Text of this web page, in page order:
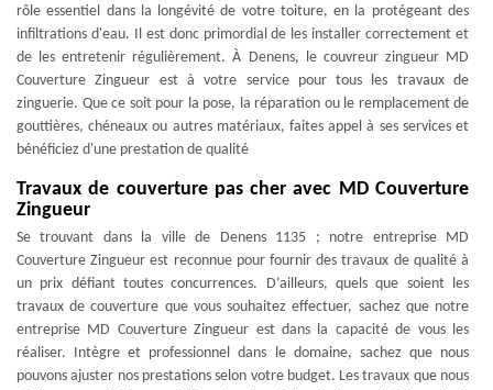
rôle essentiel dans la longévité de votre toiture, en la protégeant des
infiltrations d'eau. Il est donc primordial de les installer correctement et
de les entretenir régulièrement. À Denens, le couvreur zingueur MD
Couverture Zingueur est à votre service pour tous les travaux de
zinguerie. Que ce soit pour la pose, la réparation ou le remplacement de
gouttières, chéneaux ou autres matériaux, faites appel à ses services et
bénéficiez d'une prestation de qualité
Travaux de couverture pas cher avec MD Couverture
Zingueur
Se trouvant dans la ville de Denens 1135 ; notre entreprise MD
Couverture Zingueur est reconnue pour fournir des travaux de qualité à
un prix défiant toutes concurrences. D’ailleurs, quels que soient les
travaux de couverture que vous souhaitez effectuer, sachez que notre
entreprise MD Couverture Zingueur est dans la capacité de vous les
réaliser. Intègre et professionnel dans le domaine, sachez que nous
pouvons ajuster nos prestations selon votre budget. Les travaux que nous